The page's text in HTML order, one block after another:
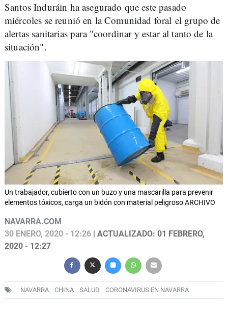
Santos Induráin ha asegurado que este pasado
miércoles se reunió en la Comunidad foral el grupo de
alertas sanitarias para "coordinar y estar al tanto de la
situación".
Un trabajador, cubierto con un buzo y una mascarilla para prevenir
elementos tóxicos, carga un bidón con material peligroso ARCHIVO
NAVARRA.COM
30 ENERO, 2020 - 12:26 | ACTUALIZADO: 01 FEBRERO,
2020 - 12:27
NAVARRA CHINA SALUD CORONAVIRUS EN NAVARRA